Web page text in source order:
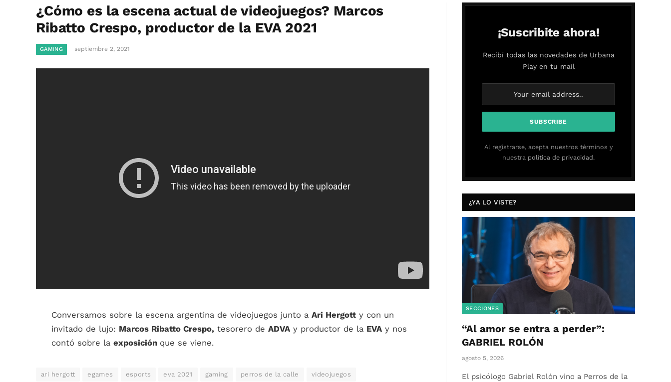
¿Cómo es la escena actual de videojuegos? Marcos
Ribatto Crespo, productor de la EVA 2021
GAMING septiembre 2, 2021
Conversamos sobre la escena argentina de videojuegos junto a Ari Hergott y con un
invitado de lujo: Marcos Ribatto Crespo, tesorero de ADVA y productor de la EVA y nos
contó sobre la exposición que se viene.
ari hergott egames esports eva 2021 gaming perros de la calle videojuegos
¡Suscribite ahora!
Recibí todas las novedades de Urbana
Play en tu mail
Al registrarse, acepta nuestros términos y
nuestra política de privacidad.
¿YA LO VISTE?
SECCIONES
“Al amor se entra a perder”:
GABRIEL ROLÓN
agosto 5, 2026
El psicólogo Gabriel Rolón vino a Perros de la